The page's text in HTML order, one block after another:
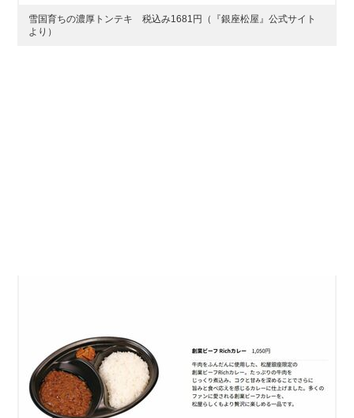
雪国育ちの​濃厚トンテキ 税込み1681円（『銀座松屋』公式サイト
より）